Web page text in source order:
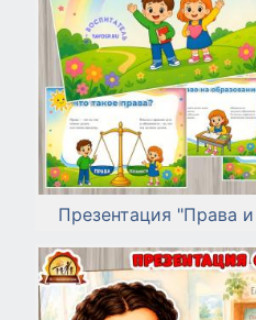
Презентация "Права